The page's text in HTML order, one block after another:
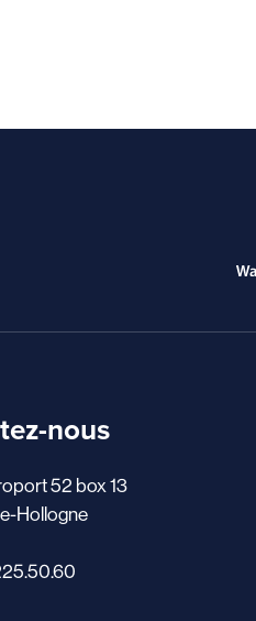
nous
52 box 13
Hollogne